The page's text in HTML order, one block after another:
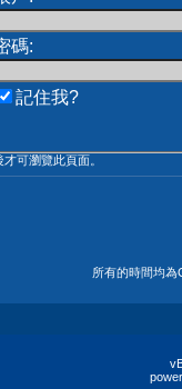
碼:
記住我?
才可瀏覽此頁面。
所有的時間均為